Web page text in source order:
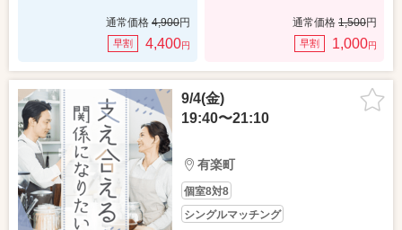
通常価格 4,900円
早割 4,400円
通常価格 1,500円
早割 1,000円
9/4(金)
19:40〜21:10
有楽町
個室8対8
シングルマッチング